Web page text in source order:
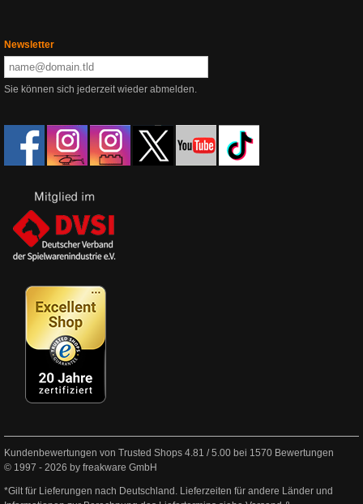
Newsletter
Sie können sich jederzeit wieder abmelden.
Kundenbewertungen von Trusted Shops 4.81 /5.00 bei 1570 Bewertungen
© 1997 - 2026 by freakware GmbH
*Gilt für Lieferungen nach Deutschland. Lieferzeiten für andere Länder und